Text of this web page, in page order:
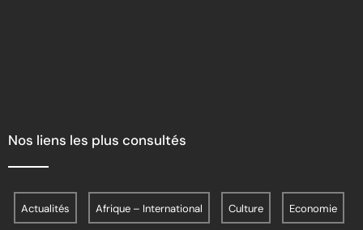
Nos liens les plus consultés
Actualités Afrique – International Culture Economie